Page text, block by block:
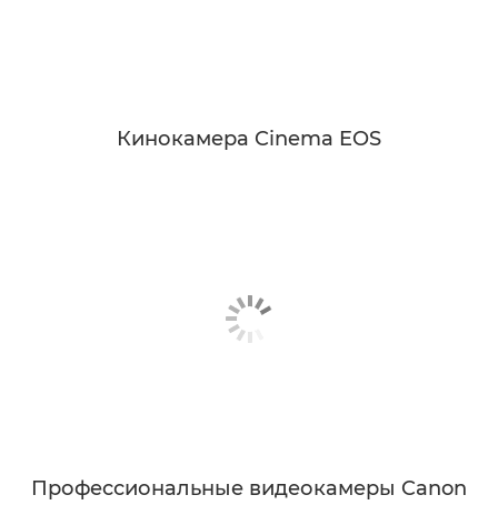
Кинокамера Cinema EOS
Профессиональные видеокамеры Canon